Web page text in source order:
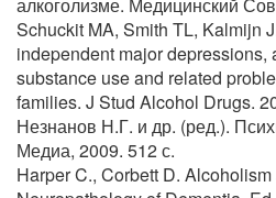
Schuckit MA, Smith TL, Kalmijn
independent major depressions,
substance use and related
families. J Stud Alcohol Drugs.
Незнанов Н.Г. и др. (ред.).
Медиа, 2009. 512 с.
Harper C., Corbett D.